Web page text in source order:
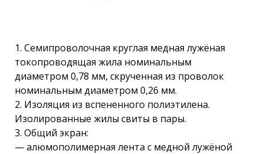
1. Семипроволочная круглая медная лужёная
токопроводящая жила номинальным
диаметром 0,78 мм, скрученная из проволок
номинальным диаметром 0,26 мм.
2. Изоляция из вспененного полиэтилена.
Изолированные жилы свиты в пары.
3. Общий экран:
— алюмополимерная лента с медной лужёной